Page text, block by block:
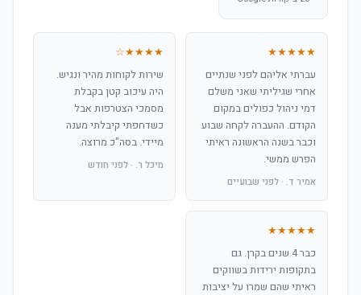
★★★★★
עברתי אליהם לפני שנתיים
אחרי שגיליתי שאני משלם
דמי ניהול כפולים במקום
הקודם. ההעברה לקחה שבוע
וכבר בשנה הראשונה ראיתי
הפרש ממשי.
אמיר ד. · לפני שבועיים
★★★★☆
שירות לקוחות מהיר ונגיש.
היה עיכוב קטן בקבלת
מסמכי הצטרפות אבל
כשדחפתי קיבלתי מענה
מיידי. בסה"כ מרוצה.
מיכל ר. · לפני חודש
★★★★★
כבר 4 שנים בקרן. גם
בתקופות ירידות בשווקים
ראיתי שהם שמרו על יציבות